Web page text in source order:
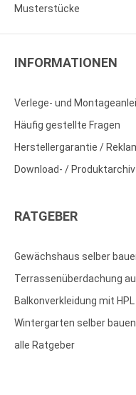
Musterstücke
INFORMATIONEN
Verlege- und
Häufig gestellte Fragen
Herstellergarantie /
Download- / Produktarchiv
RATGEBER
Gewächshaus selber
Terrassenüberdachung
Balkonverkleidung mit HPL
Wintergarten selber bauen
alle Ratgeber